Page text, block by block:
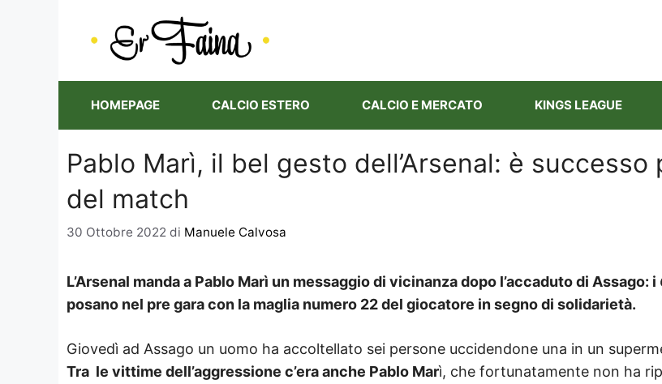
HOMEPAGE CALCIO ESTERO CALCIO E MERCATO KINGS LEAGUE
Pablo Marì, il bel gesto dell’Arsenal: è successo
del match
30 Ottobre 2022 di Manuele Calvosa
L’Arsenal manda a Pablo Marì un messaggio di vicinanza dopo l’accaduto di Assago: i
posano nel pre gara con la maglia numero 22 del giocatore in segno di solidarietà.
Giovedì ad Assago un uomo ha accoltellato sei persone uccidendone una in un
Tra le vittime dell’aggressione c’era anche Pablo Marì, che fortunatamente non ha